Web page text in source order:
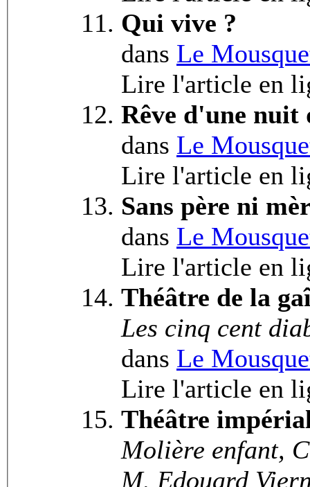
Qui vive ?
dans Le
Lire l'article en
Rêve d'une
dans Le
Lire l'article en
Sans père ni
dans Le
Lire l'article en
Théâtre de la
Les cinq cent
dans Le
Lire l'article en
Théâtre
Molière enfant,
M. Edouard